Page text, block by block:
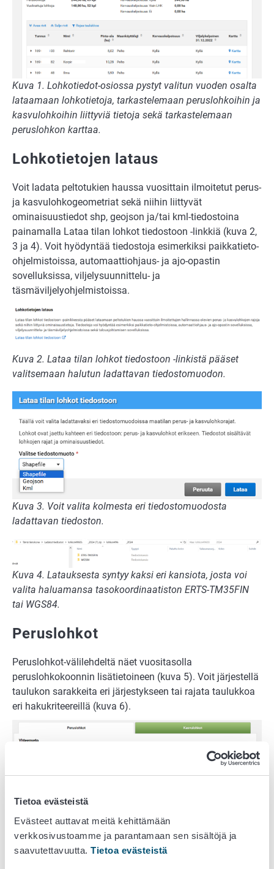
Tietoa evästeistä
Evästeet auttavat meitä kehittämään
verkkosivustoamme ja parantamaan sen sisältöjä ja
saavutettavuutta. Tietoa evästeistä
Kuva 1. Lohkotiedot-osiossa pystyt valitun vuoden osalta
lataamaan lohkotietoja, tarkastelemaan peruslohkoihin ja
kasvulohkoihin liittyviä tietoja sekä tarkastelemaan
peruslohkon karttaa.
Lohkotietojen lataus
Voit ladata peltotukien haussa vuosittain ilmoitetut perus-
ja kasvulohkogeometriat sekä niihin liittyvät
ominaisuustiedot shp, geojson ja/tai kml-tiedostoina
painamalla Lataa tilan lohkot tiedostoon -linkkiä (kuva 2,
3 ja 4). Voit hyödyntää tiedostoja esimerkiksi paikkatieto-
ohjelmistoissa, automaattiohjaus- ja ajo-opastin
sovelluksissa, viljelysuunnittelu- ja
täsmäviljelyohjelmistoissa.
Kuva 2. Lataa tilan lohkot tiedostoon -linkistä pääset
valitsemaan halutun ladattavan tiedostomuodon.
Kuva 3. Voit valita kolmesta eri tiedostomuodosta
ladattavan tiedoston.
Kuva 4. Latauksesta syntyy kaksi eri kansiota, josta voi
valita haluamansa tasokoordinaatiston ERTS-TM35FIN
tai WGS84.
Peruslohkot
Peruslohkot-välilehdeltä näet vuositasolla
peruslohkokoonnin lisätietoineen (kuva 5). Voit järjestellä
taulukon sarakkeita eri järjestykseen tai rajata taulukkoa
eri hakukriteereillä (kuva 6).